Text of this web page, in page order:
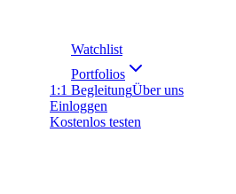
Watchlist
Portfolios
1:1 BegleitungÜber uns
Einloggen
Kostenlos testen